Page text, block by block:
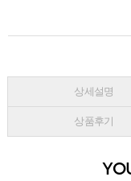
상세설명
상품후기